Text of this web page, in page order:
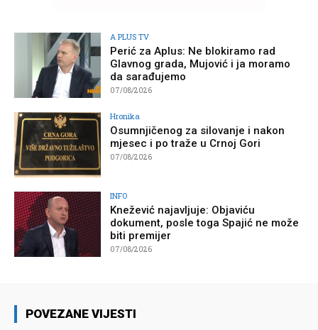
A PLUS TV
Perić za Aplus: Ne blokiramo rad
Glavnog grada, Mujović i ja moramo
da sarađujemo
07/08/2026
Hronika
Osumnjičenog za silovanje i nakon
mjesec i po traže u Crnoj Gori
07/08/2026
INFO
Knežević najavljuje: Objaviću
dokument, posle toga Spajić ne može
biti premijer
07/08/2026
POVEZANE VIJESTI